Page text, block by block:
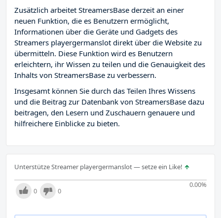
Zusätzlich arbeitet StreamersBase derzeit an einer
neuen Funktion, die es Benutzern ermöglicht,
Informationen über die Geräte und Gadgets des
Streamers playergermanslot direkt über die Website zu
übermitteln. Diese Funktion wird es Benutzern
erleichtern, ihr Wissen zu teilen und die Genauigkeit des
Inhalts von StreamersBase zu verbessern.
Insgesamt können Sie durch das Teilen Ihres Wissens
und die Beitrag zur Datenbank von StreamersBase dazu
beitragen, den Lesern und Zuschauern genauere und
hilfreichere Einblicke zu bieten.
Unterstütze Streamer playergermanslot — setze ein Like!
0.00%
0 0